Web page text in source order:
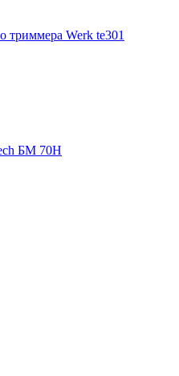
триммера Werk te301
БМ 70H